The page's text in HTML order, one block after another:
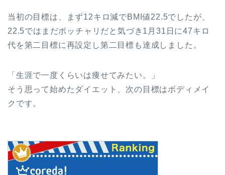
当初の目標は、まず12キロ減でBMI値22.5でしたが、
22.5ではまだポッチャリだと気づき1月31日に47キロ
代を第二目標に再設定し第二目標も達成しました。
「生涯で一度くらいは痩せてみたい。」
そう思って始めたダイエット、次の目標はボディメイ
クです。